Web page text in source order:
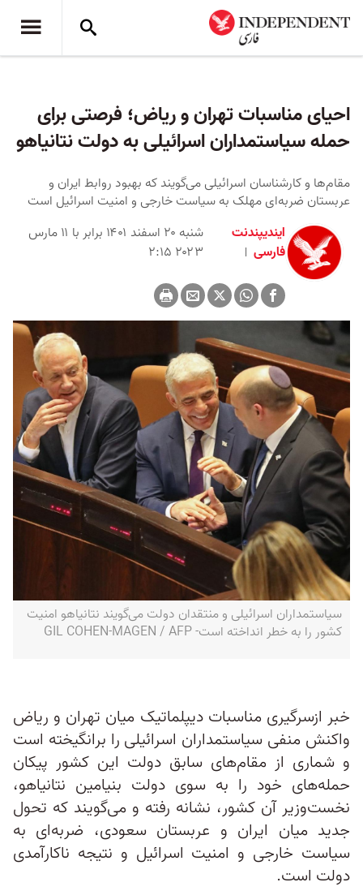
احیای مناسبات تهران و ریاض؛ فرصتی برای
حمله سیاستمداران اسرائیلی به دولت نتانیاهو
مقام‌ها و کارشناسان اسرائیلی می‌گویند که بهبود روابط ایران و
عربستان ضربه‌ای مهلک به سیاست خارجی و امنیت اسرائیل است
ایندیپندنت
فارسی
شنبه ۲۰ اسفند ۱۴۰۱ برابر با ۱۱ مارس
۲۰۲۳ ۲:۱۵
سیاستمداران اسرائیلی و منتقدان دولت می‌گویند نتانیاهو امنیت
کشور را به خطر انداخته است- GIL COHEN-MAGEN / AFP
خبر ازسرگیری مناسبات دیپلماتیک میان تهران و ریاض
واکنش منفی سیاستمداران اسرائیلی را برانگیخته است
و شماری از مقام‌های سابق دولت این کشور پیکان
حمله‌های خود را به سوی دولت بنیامین نتانیاهو،
نخست‌وزیر آن کشور، نشانه رفته و می‌گویند که تحول
جدید میان ایران و عربستان سعودی، ضربه‌ای به
سیاست خارجی و امنیت اسرائیل و نتیجه ناکارآمدی
دولت است.